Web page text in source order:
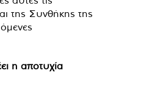
της Συνθήκης της
η αποτυχία